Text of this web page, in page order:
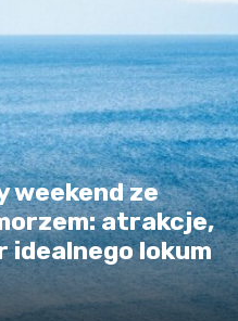
weekend ze
atrakcje,
lokum